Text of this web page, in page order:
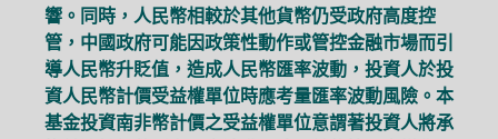
響。同時，人民幣相較於其他貨幣仍受政府高度控
管，中國政府可能因政策性動作或管控金融市場而引
導人民幣升貶值，造成人民幣匯率波動，投資人於投
資人民幣計價受益權單位時應考量匯率波動風險。本
基金投資南非幣計價之受益權單位意謂著投資人將承